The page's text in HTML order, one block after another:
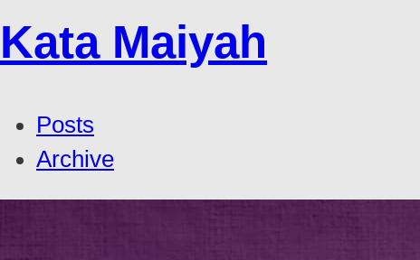
Kata Maiyah
Posts
Archive